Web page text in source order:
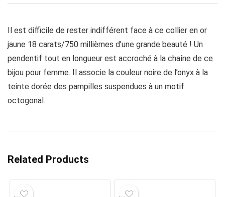
Il est difficile de rester indifférent face à ce collier en or
jaune 18 carats/750 millièmes d’une grande beauté ! Un
pendentif tout en longueur est accroché à la chaîne de ce
bijou pour femme. Il associe la couleur noire de l’onyx à la
teinte dorée des pampilles suspendues à un motif
octogonal.
Related Products